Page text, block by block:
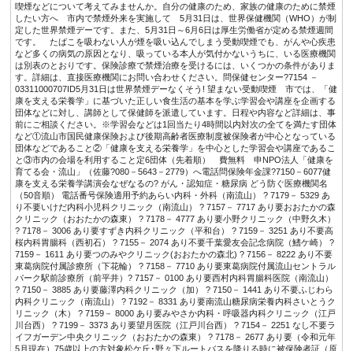
喫煙などについて考えてみませんか。自分の健康のため、家族の健康のために禁煙
したい方へ 市内で禁煙外来を実施して 5月31日は、世界保健機関（WHO）が制
定した世界禁煙デーです。また、5月31日～6月6日は厚生労働省が定める禁煙週間
です。 たばこを吸わない人が煙を吸い込んでしまう受動喫煙でも、がんや心疾患
など多くの病気の原因となり、吸っている本人が気付かないうちに、いる医療機関
は別表のとおりです。保険診療で禁煙治療を受けるには、いくつかの条件がありま
す。詳細は、直接医療機関にお問い合わせください。問保健センター?7154 －
03311000707ID5月31日は世界禁煙デーなくそう! 望まない受動喫煙 市では、「健
康を支える栄養学」に基づいた正しい食生活の基本を学ぶ学習会や講座を企画する
団体などに対し、講師として保健師を派遣しています。日程や内容など詳細は、事
前にご相談ください。※学習会などは1回当たり4時間以内対次の全てを満たす団体
など①流山市国民健康保険および後期高齢者医療制度被保険者が中心となっている
団体などであること②「健康を支える栄養学」を中心とした学習会や講座であるこ
と③市内の会場を利用すること定6団体（先着順） 費無料 申NPO法人「健康を
育てる会・流山」（佐藤?080－5643－2779）へ電話問保険年金課?7150－6077健
康を支える栄養学講演会なぜなるの? がん・認知症・糖尿病 どう防ぐ医療機関名
（50音順） 電話番号保険適用予約あらい内科・外科（南流山） ? 7179－ 5329 あ
り不要いけだ内科小児科クリニック（南流山） ? 7157－ 7717 あり要おおたかの森
クリニック（おおたかの森東） ? 7178－ 4777 あり要小野クリニック（中野久木）
? 7178－ 3006 あり要すずき内科クリニック（平和台） ? 7159－ 3251 あり不要高
桜内科胃腸科（西初石） ? 7155－ 2074 あり不要千葉愛友会記念病院（鰭ケ崎） ?
7159－ 1611 あり要つのみやクリニック(おおたかの森北) ? 7156－ 8222 あり不要
東葛病院付属診療所（下花輪） ? 7158－ 7710 あり要東葛病院付属流山セントラル
パーク駅前診療所（前平井）? 7157－ 0100 あり要西村内科胃腸科医院（南流山）
? 7150－ 3885 あり要藤澤内科クリニック（加） ? 7150－ 1441 あり不要ふじわら
内科クリニック（南流山） ? 7192－ 8331 あり要南流山糖尿病栄養内科さいとうク
リニック（木） ? 7159－ 8000 あり要みやさか内科・呼吸器内科クリニック（江戸
川台西） ? 7199－ 3373 あり要望月医院（江戸川台西） ? 7154－ 2251 なし不要ラ
イフガーデン中央クリニック（おおたかの森東） ? 7178－ 2677 あり要（令和元年
5月現在）75歳以上の方対象松ケ丘･野々下ルートバスを降りる時に被保険者証（原